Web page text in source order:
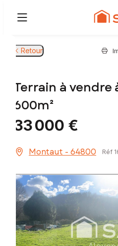
Retour
Terrain à vendre
600m²
33 000 €
Montaut - 64800 Réf